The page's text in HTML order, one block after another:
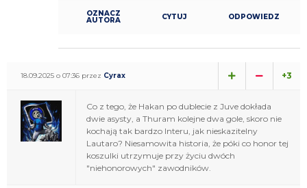
OZNACZ
AUTORA CYTUJ ODPOWIEDZ
18.09.2025 o 07:36 przez Cyrax +3
Co z tego, że Hakan po dublecie z Juve dokłada
dwie asysty, a Thuram kolejne dwa gole, skoro nie
kochają tak bardzo Interu, jak nieskazitelny
Lautaro? Niesamowita historia, że póki co honor tej
koszulki utrzymuje przy życiu dwóch
"niehonorowych" zawodników.